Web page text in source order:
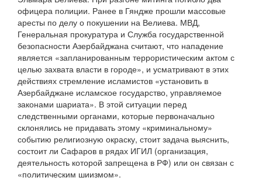
офицера полиции. Ранее в Гяндже прошли массовые
аресты по делу о покушении на Велиева. МВД,
Генеральная прокуратура и Служба государственной
безопасности Азербайджана считают, что нападение
является «запланированным террористическим актом с
целью захвата власти в городе», и усматривают в этих
действиях стремление исламистов «установить в
Азербайджане исламское государство, управляемое
законами шариата». В этой ситуации перед
следственными органами, которые первоначально
склонялись не придавать этому «криминальному»
событию религиозную окраску, стоит задача выяснить,
состоит ли Сафаров в рядах ИГИЛ (организация,
деятельность которой запрещена в РФ) или он связан с
«политическим шиизмом».